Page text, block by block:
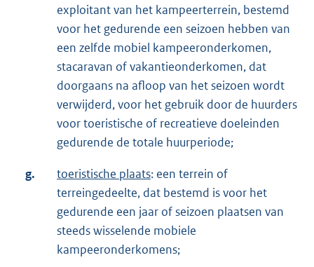
exploitant van het kampeerterrein, bestemd
voor het gedurende een seizoen hebben van
een zelfde mobiel kampeeronderkomen,
stacaravan of vakantieonderkomen, dat
doorgaans na afloop van het seizoen wordt
verwijderd, voor het gebruik door de huurders
voor toeristische of recreatieve doeleinden
gedurende de totale huurperiode;
g. toeristische plaats: een terrein of
terreingedeelte, dat bestemd is voor het
gedurende een jaar of seizoen plaatsen van
steeds wisselende mobiele
kampeeronderkomens;